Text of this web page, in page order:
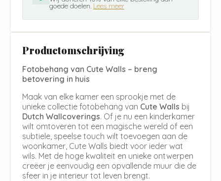
goede doelen. Lees meer
Productomschrijving
Fotobehang van Cute Walls – breng
betovering in huis
Maak van elke kamer een sprookje met de
unieke collectie fotobehang van Cute Walls bij
Dutch Wallcoverings. Of je nu een kinderkamer
wilt omtoveren tot een magische wereld of een
subtiele, speelse touch wilt toevoegen aan de
woonkamer, Cute Walls biedt voor ieder wat
wils. Met de hoge kwaliteit en unieke ontwerpen
creëer je eenvoudig een opvallende muur die de
sfeer in je interieur tot leven brengt.